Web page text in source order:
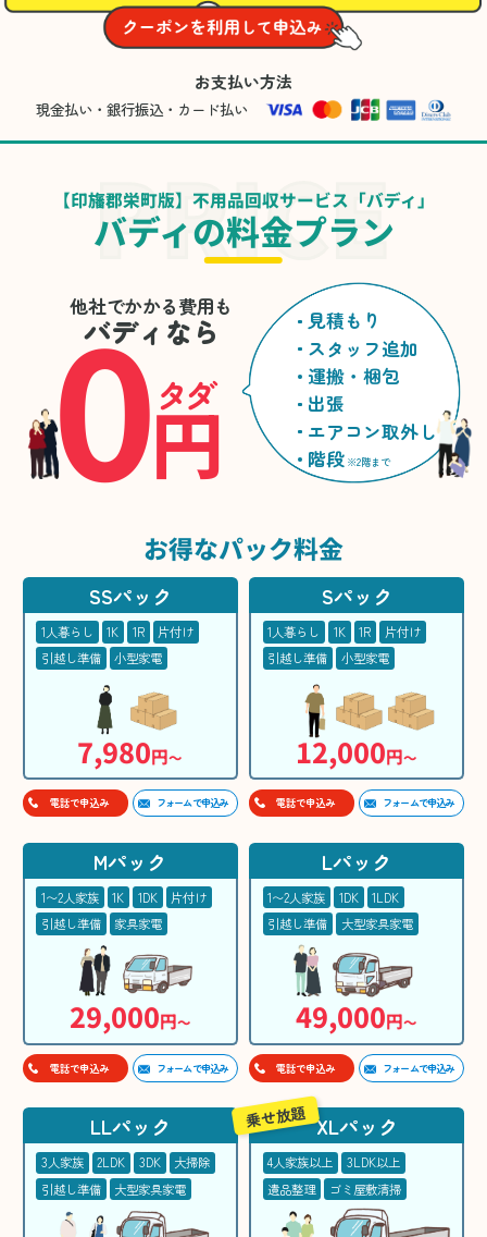
お支払い方法
現金払い・銀行振込・カード払い
【印旛郡栄町版】不用品回収サービス「バディ」
バディの料金プラン
他社でかかる費用も
バディなら
0円
タダ
見積もり
スタッフ追加
運搬・梱包
出張
エアコン取外し
階段 ※2階まで
お得なパック料金
SSパック
1人暮らし 1K 1R
片付け
引越し準備
小型家電
7,980円〜
電話で申込み フォームで申込み
Sパック
1人暮らし 1K 1R
片付け
引越し準備
小型家電
12,000円〜
電話で申込み フォームで申込み
Mパック
1〜2人家族 1K 1DK
片付け
引越し準備
家具家電
29,000円〜
電話で申込み フォームで申込み
Lパック
1〜2人家族 1DK
1LDK
引越し準備
大型家具家電
49,000円〜
電話で申込み フォームで申込み
LLパック
3人家族 2LDK 3DK
大掃除
引越し準備
大型家具家電
XLパック
4人家族以上
3LDK以上
遺品整理
ゴミ屋敷清掃
乗せ放題